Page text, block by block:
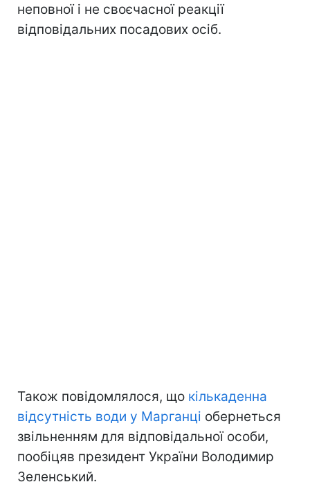
неповної і не своєчасної реакції
відповідальних посадових осіб.
Також повідомлялося, що кількаденна
відсутність води у Марганці обернеться
звільненням для відповідальної особи,
пообіцяв президент України Володимир
Зеленський.